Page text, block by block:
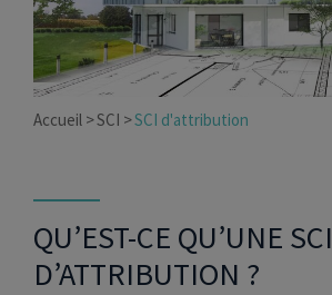
Accueil SCI SCI d'attribution
QU’EST-CE QU’UNE SCI
D’ATTRIBUTION ?